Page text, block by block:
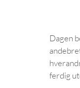
Dagen
ferdig